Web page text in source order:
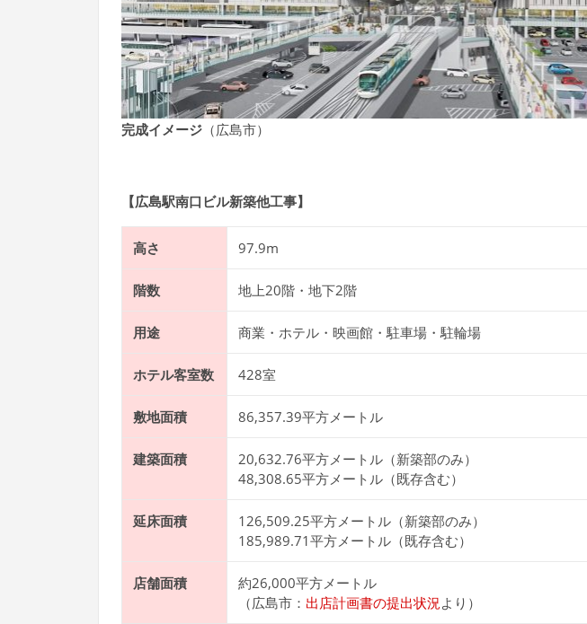
完成イメージ（広島市）
【広島駅南口ビル新築他工事】
高さ 97.9m
階数 地上20階・地下2階
用途 商業・ホテル・映画館・駐車場・駐輪場
ホテル客室数 428室
敷地面積 86,357.39平方メートル
建築面積
20,632.76平方メートル（新築部のみ）
48,308.65平方メートル（既存含む）
延床面積
126,509.25平方メートル（新築部のみ）
185,989.71平方メートル（既存含む）
店舗面積
約26,000平方メートル
（広島市： 出店計画書の提出状況 より）